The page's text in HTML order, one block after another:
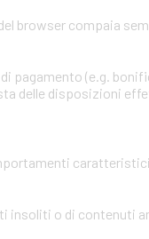
browser compaia
pagamento (e.g.
delle disposizioni
insoliti o di contenuti